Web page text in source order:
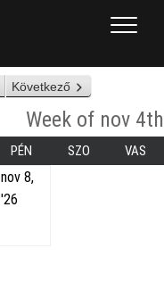
Következő
Week of nov 4th
PÉN SZO VAS
nov 8,
'26